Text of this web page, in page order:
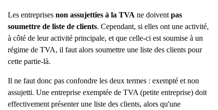
Les entreprises non assujetties à la TVA ne doivent pas
soumettre de liste de clients. Cependant, si elles ont une activité,
à côté de leur activité principale, et que celle-ci est soumise à un
régime de TVA, il faut alors soumettre une liste des clients pour
cette partie-là.
Il ne faut donc pas confondre les deux termes : exempté et non
assujetti. Une entreprise exemptée de TVA (petite entreprise) doit
effectivement présenter une liste des clients, alors qu'une